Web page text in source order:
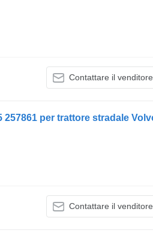
Contattare il venditore
Contattare il venditore